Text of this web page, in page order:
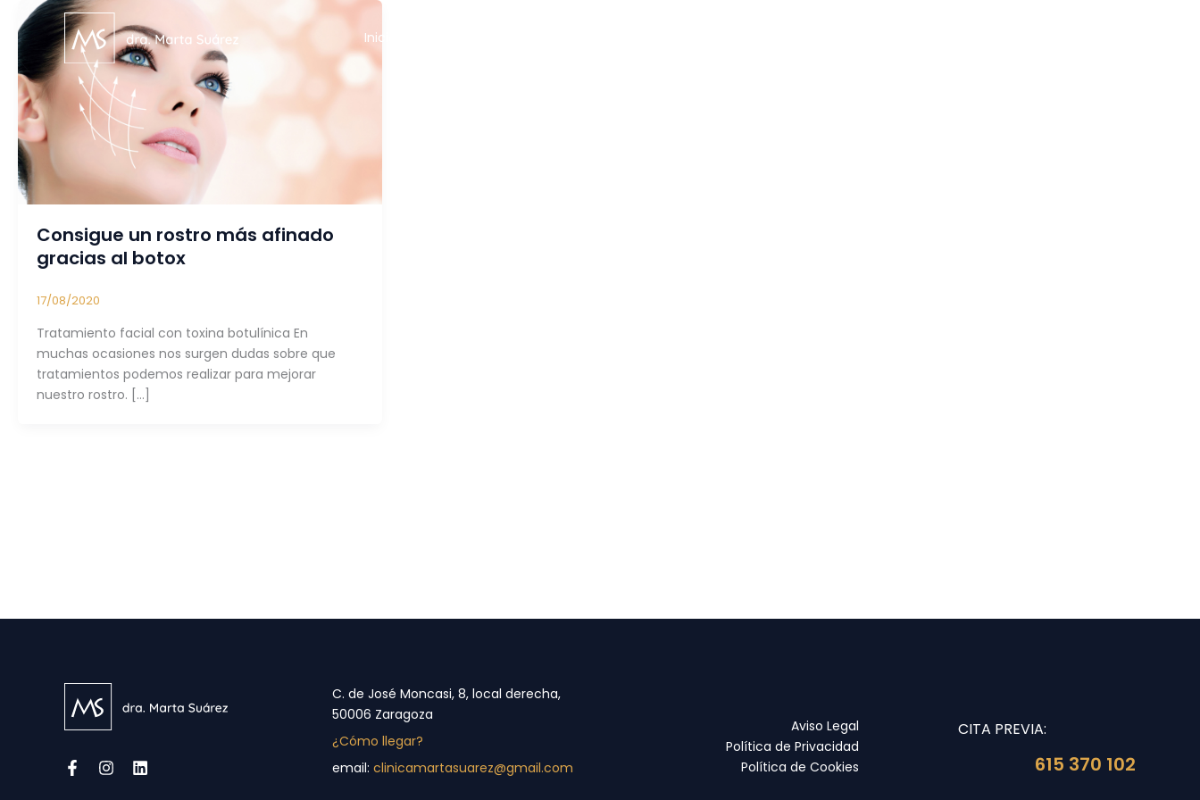
contenido
Inicio
Consigue un rostro más afinado
gracias al botox
17/08/2020
Tratamiento facial con toxina botulínica En
muchas ocasiones nos surgen dudas sobre que
tratamientos podemos realizar para mejorar
nuestro rostro. […]
C. de José Moncasi, 8, local derecha,
50006 Zaragoza
¿Cómo llegar?
email: clinicamartasuarez@gmail.com
Aviso Legal
Política de Privacidad
Política de Cookies
CITA PREVIA:
615 370 102